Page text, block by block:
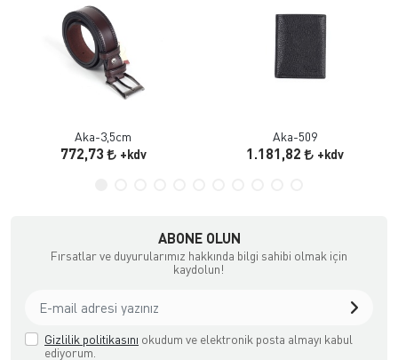
Aka-3,5cm
772,73 +kdv
Aka-509
1.181,82 +kdv
ABONE OLUN
Fırsatlar ve duyurularımız hakkında bilgi sahibi olmak için
kaydolun!
Gizlilik politikasını okudum ve elektronik posta almayı kabul
ediyorum.